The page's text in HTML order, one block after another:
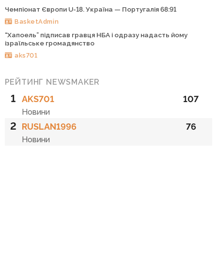
Чемпіонат Європи U-18. Україна — Португалія 68:91
BasketAdmin
“Хапоель” підписав гравця НБА і одразу надасть йому
ізраїльське громадянство
aks701
РЕЙТИНГ NEWSMAKER
1 AKS701
Новини
107
2 RUSLAN1996
Новини
76